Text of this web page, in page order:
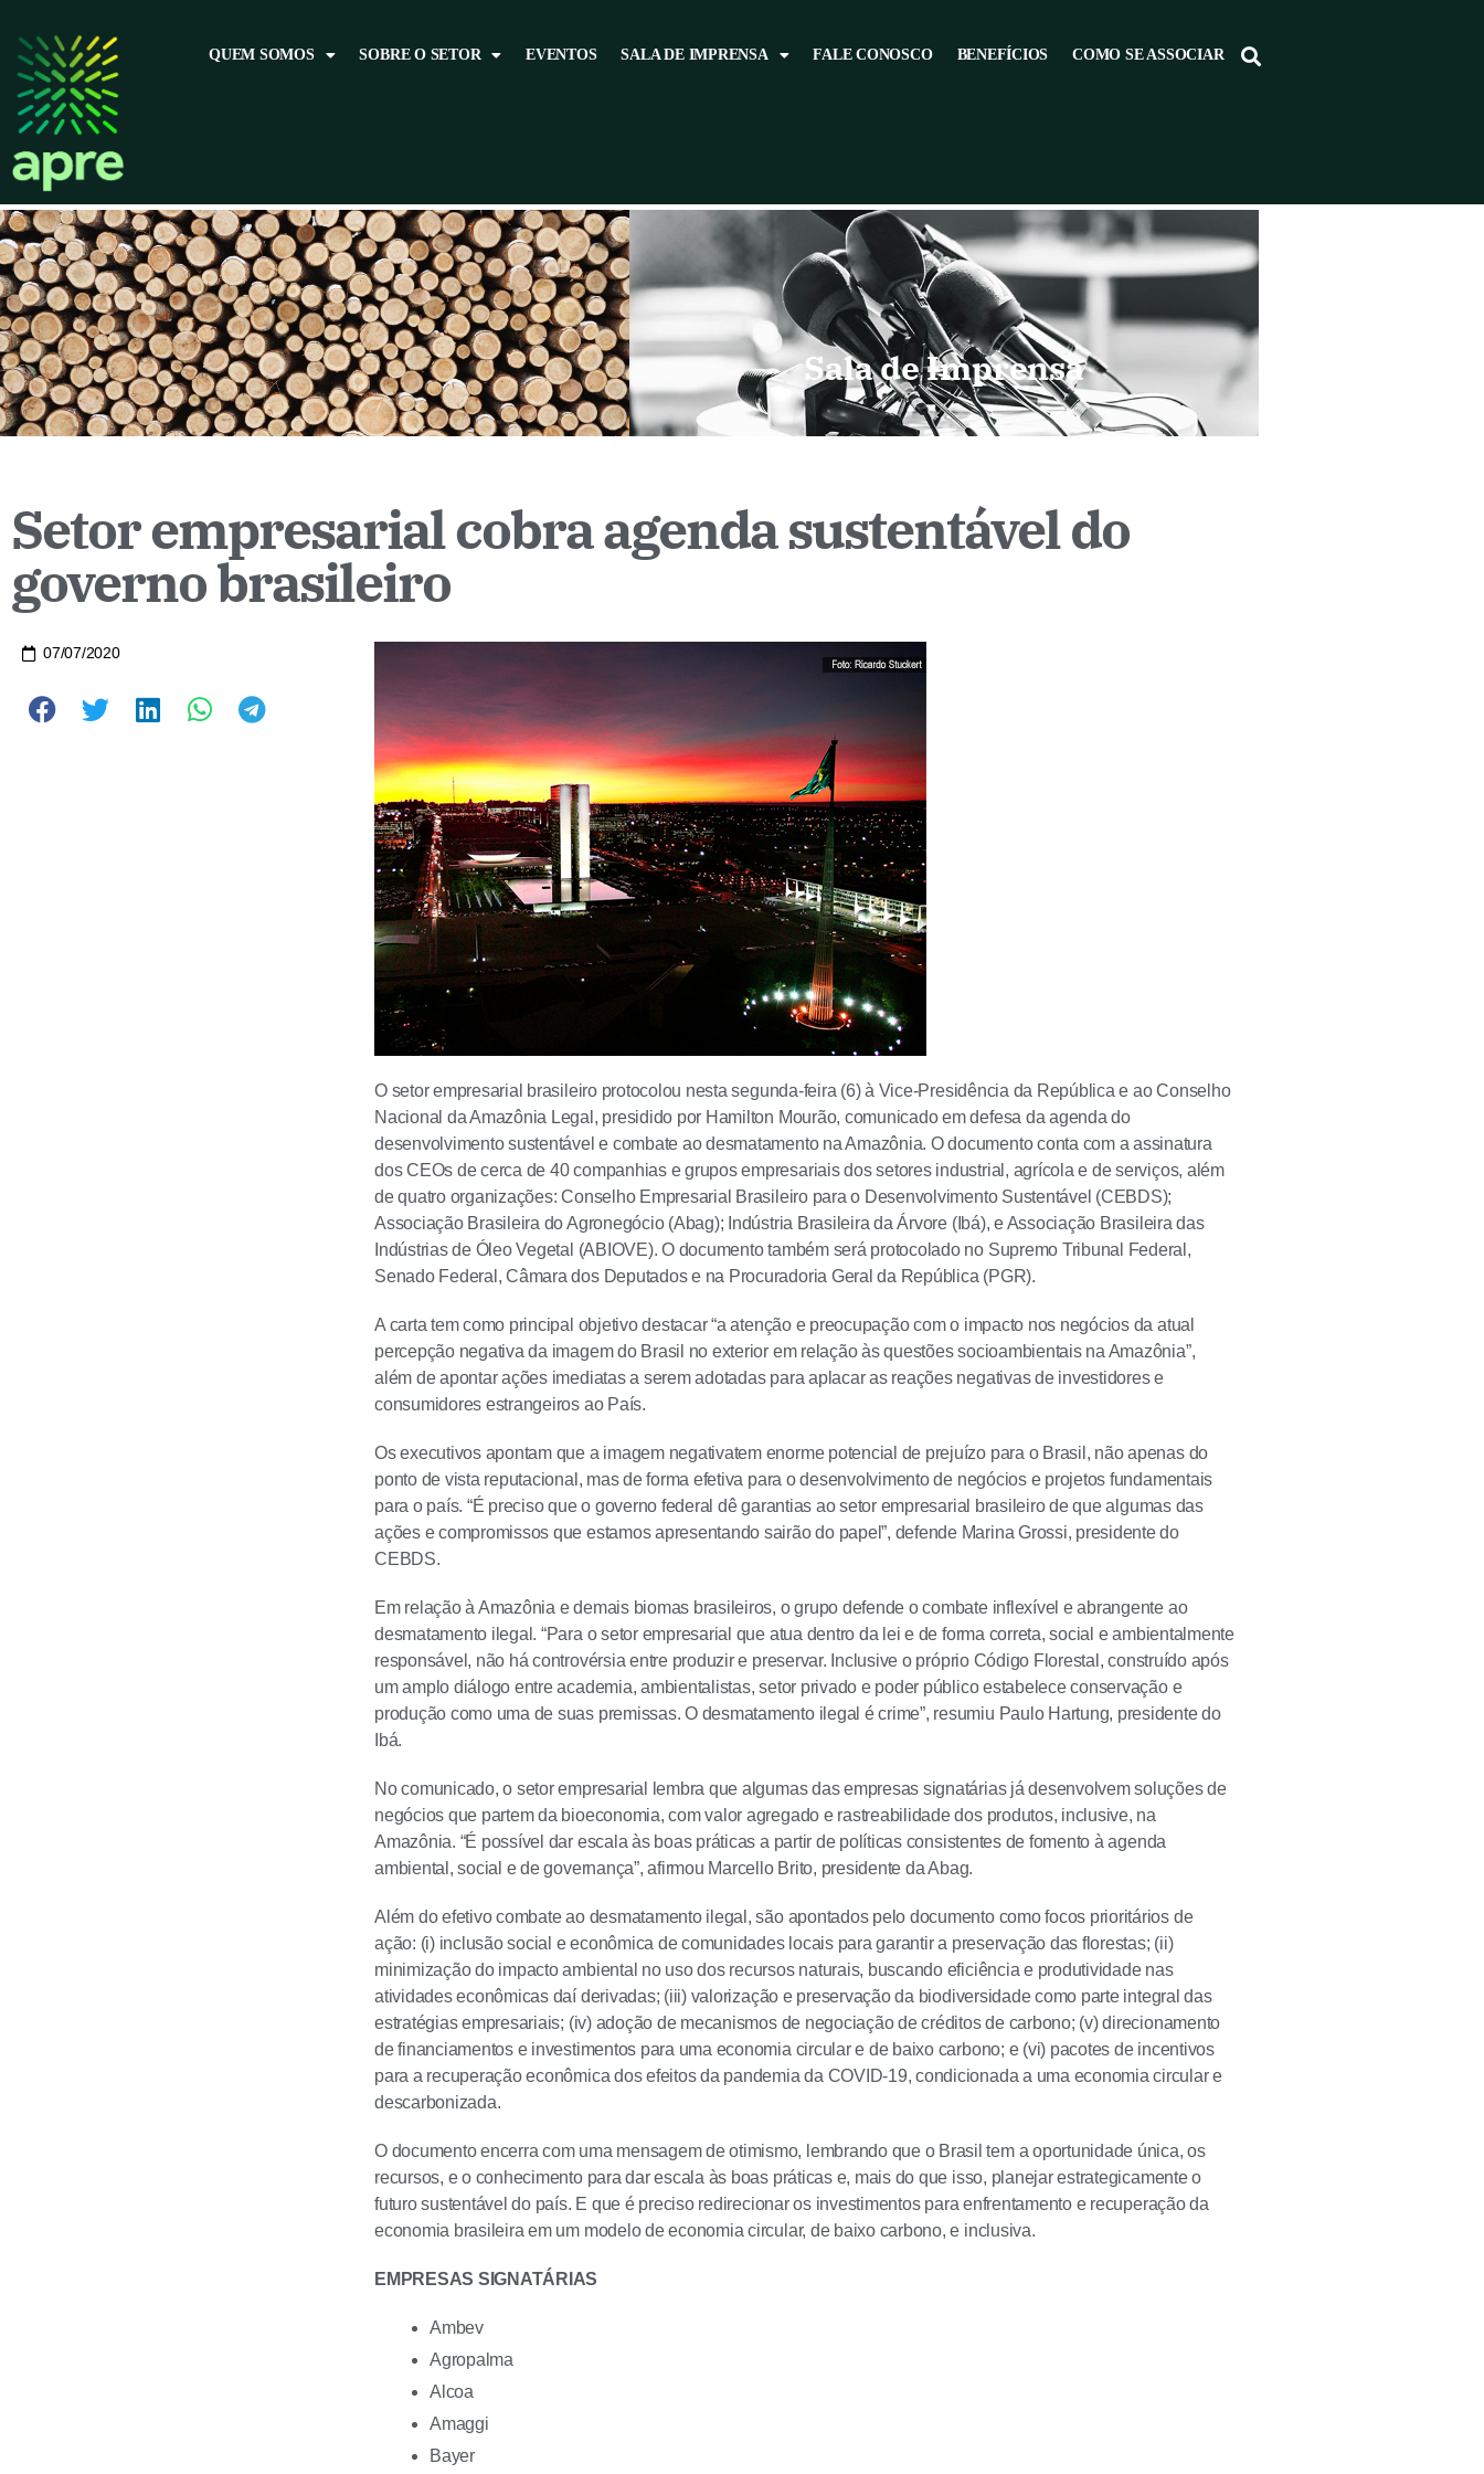
QUEM SOMOS SOBRE O SETOR EVENTOS SALA DE IMPRENSA FALE CONOSCO BENEFÍCIOS COMO SE ASSOCIAR
Sala de Imprensa
Setor empresarial cobra agenda sustentável do
governo brasileiro
07/07/2020
O setor empresarial brasileiro protocolou nesta segunda-feira (6) à Vice-Presidência da República e ao Conselho
Nacional da Amazônia Legal, presidido por Hamilton Mourão, comunicado em defesa da agenda do
desenvolvimento sustentável e combate ao desmatamento na Amazônia. O documento conta com a assinatura
dos CEOs de cerca de 40 companhias e grupos empresariais dos setores industrial, agrícola e de serviços, além
de quatro organizações: Conselho Empresarial Brasileiro para o Desenvolvimento Sustentável (CEBDS);
Associação Brasileira do Agronegócio (Abag); Indústria Brasileira da Árvore (Ibá), e Associação Brasileira das
Indústrias de Óleo Vegetal (ABIOVE). O documento também será protocolado no Supremo Tribunal Federal,
Senado Federal, Câmara dos Deputados e na Procuradoria Geral da República (PGR).
A carta tem como principal objetivo destacar “a atenção e preocupação com o impacto nos negócios da atual
percepção negativa da imagem do Brasil no exterior em relação às questões socioambientais na Amazônia”,
além de apontar ações imediatas a serem adotadas para aplacar as reações negativas de investidores e
consumidores estrangeiros ao País.
Os executivos apontam que a imagem negativatem enorme potencial de prejuízo para o Brasil, não apenas do
ponto de vista reputacional, mas de forma efetiva para o desenvolvimento de negócios e projetos fundamentais
para o país. “É preciso que o governo federal dê garantias ao setor empresarial brasileiro de que algumas das
ações e compromissos que estamos apresentando sairão do papel”, defende Marina Grossi, presidente do
CEBDS.
Em relação à Amazônia e demais biomas brasileiros, o grupo defende o combate inflexível e abrangente ao
desmatamento ilegal. “Para o setor empresarial que atua dentro da lei e de forma correta, social e ambientalmente
responsável, não há controvérsia entre produzir e preservar. Inclusive o próprio Código Florestal, construído após
um amplo diálogo entre academia, ambientalistas, setor privado e poder público estabelece conservação e
produção como uma de suas premissas. O desmatamento ilegal é crime”, resumiu Paulo Hartung, presidente do
Ibá.
No comunicado, o setor empresarial lembra que algumas das empresas signatárias já desenvolvem soluções de
negócios que partem da bioeconomia, com valor agregado e rastreabilidade dos produtos, inclusive, na
Amazônia. “É possível dar escala às boas práticas a partir de políticas consistentes de fomento à agenda
ambiental, social e de governança”, afirmou Marcello Brito, presidente da Abag.
Além do efetivo combate ao desmatamento ilegal, são apontados pelo documento como focos prioritários de
ação: (i) inclusão social e econômica de comunidades locais para garantir a preservação das florestas; (ii)
minimização do impacto ambiental no uso dos recursos naturais, buscando eficiência e produtividade nas
atividades econômicas daí derivadas; (iii) valorização e preservação da biodiversidade como parte integral das
estratégias empresariais; (iv) adoção de mecanismos de negociação de créditos de carbono; (v) direcionamento
de financiamentos e investimentos para uma economia circular e de baixo carbono; e (vi) pacotes de incentivos
para a recuperação econômica dos efeitos da pandemia da COVID-19, condicionada a uma economia circular e
descarbonizada.
O documento encerra com uma mensagem de otimismo, lembrando que o Brasil tem a oportunidade única, os
recursos, e o conhecimento para dar escala às boas práticas e, mais do que isso, planejar estrategicamente o
futuro sustentável do país. E que é preciso redirecionar os investimentos para enfrentamento e recuperação da
economia brasileira em um modelo de economia circular, de baixo carbono, e inclusiva.
EMPRESAS SIGNATÁRIAS
Ambev
Agropalma
Alcoa
Amaggi
Bayer